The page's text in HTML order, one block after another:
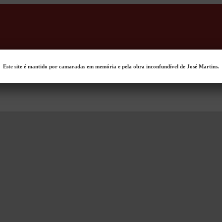
Este site é mantido por camaradas em memória e pela obra inconfundível de José Martins.